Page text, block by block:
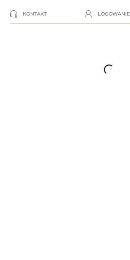
KONTAKT LOGOWANIE